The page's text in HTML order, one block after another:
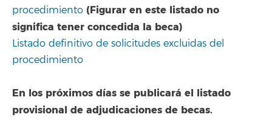
procedimiento (Figurar en este listado no
significa tener concedida la beca)
Listado definitivo de solicitudes excluidas del
procedimiento
En los próximos días se publicará el listado
provisional de adjudicaciones de becas.